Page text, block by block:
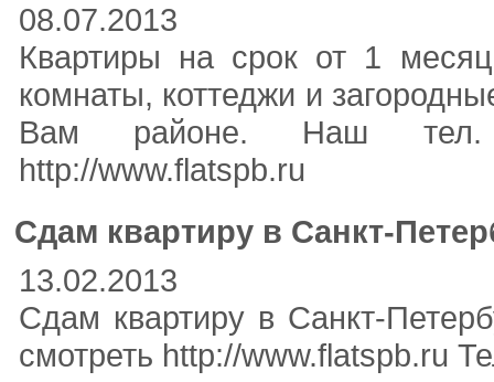
08.07.2013
Квартиры на срок от 1
комнаты, коттеджи и
Вам районе. Наш тел.
http://www.flatspb.ru
Сдам квартиру в Санкт-
13.02.2013
Сдам квартиру в Санкт-
смотреть http://www.flatspb.ru